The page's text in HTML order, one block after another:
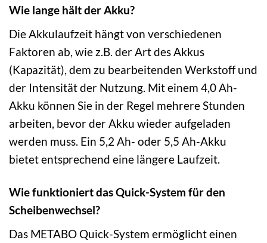
Wie lange hält der Akku?
Die Akkulaufzeit hängt von verschiedenen
Faktoren ab, wie z.B. der Art des Akkus
(Kapazität), dem zu bearbeitenden Werkstoff und
der Intensität der Nutzung. Mit einem 4,0 Ah-
Akku können Sie in der Regel mehrere Stunden
arbeiten, bevor der Akku wieder aufgeladen
werden muss. Ein 5,2 Ah- oder 5,5 Ah-Akku
bietet entsprechend eine längere Laufzeit.
Wie funktioniert das Quick-System für den
Scheibenwechsel?
Das METABO Quick-System ermöglicht einen